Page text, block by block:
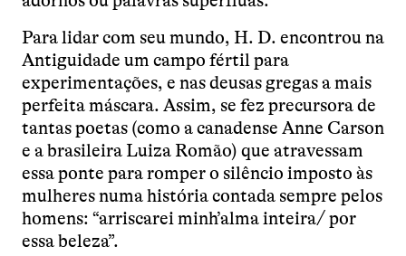
Para lidar com seu mundo, H. D. encontrou na
Antiguidade um campo fértil para
experimentações, e nas deusas gregas a mais
perfeita máscara. Assim, se fez precursora de
tantas poetas (como a canadense Anne Carson
e a brasileira Luiza Romão) que atravessam
essa ponte para romper o silêncio imposto às
mulheres numa história contada sempre pelos
homens: “arriscarei minh’alma inteira/ por
essa beleza”.